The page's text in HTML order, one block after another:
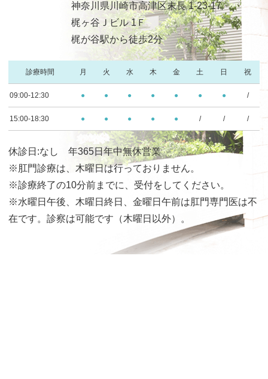
神奈川県川崎市高津区末長 1-23-17
梶ヶ谷Ｊビル 1Ｆ
梶が谷駅から徒歩2分
診療時間 月 火 水 木 金 土 日 祝
09:00-12:30 ● ● ● ● ● ● ● /
15:00-18:30 ● ● ● ● ● / / /
休診日:なし 年365日年中無休営業
※肛門診療は、木曜日は行っておりません。
※診療終了の10分前までに、受付をしてください。
※水曜日午後、木曜日終日、金曜日午前は肛門専門医は不
在です。診察は可能です（木曜日以外）。